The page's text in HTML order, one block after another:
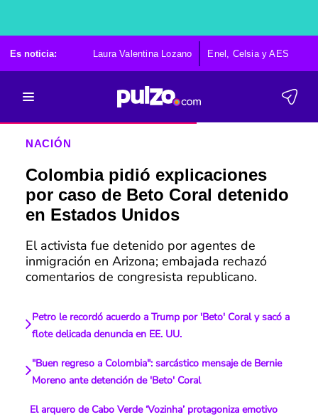
Es noticia: Laura Valentina Lozano Enel, Celsia y AES
NACIÓN
Colombia pidió explicaciones
por caso de Beto Coral detenido
en Estados Unidos
El activista fue detenido por agentes de
inmigración en Arizona; embajada rechazó
comentarios de congresista republicano.
Petro le recordó acuerdo a Trump por 'Beto' Coral y sacó a
flote delicada denuncia en EE. UU.
"Buen regreso a Colombia": sarcástico mensaje de Bernie
Moreno ante detención de 'Beto' Coral
El arquero de Cabo Verde ‘Vozinha’ protagoniza emotivo